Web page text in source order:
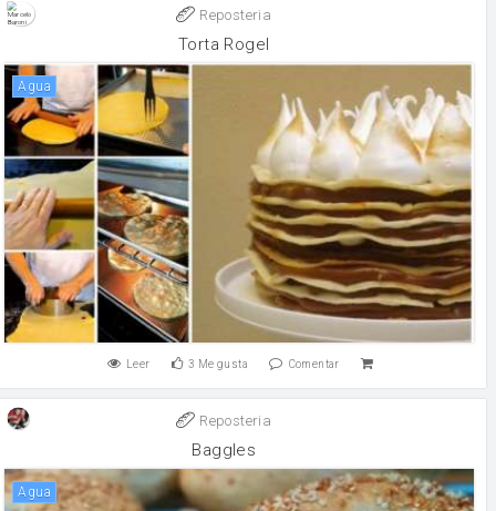
Reposteria
Torta Rogel
agua
Leer 3 Me gusta Comentar
Reposteria
Baggles
agua